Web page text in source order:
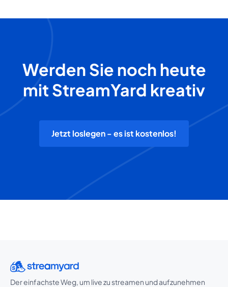
Werden Sie noch heute
mit StreamYard kreativ
Jetzt loslegen - es ist kostenlos!
Der einfachste Weg, um live zu streamen und aufzunehmen